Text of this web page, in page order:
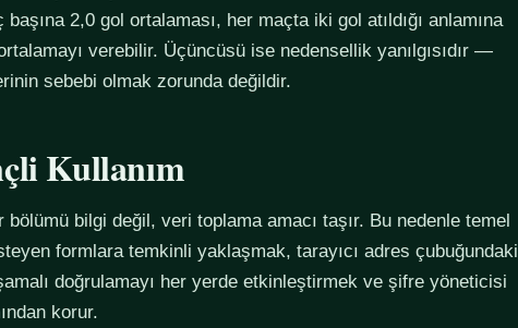
2,0 gol ortalaması, her maçta iki gol atıldığı anlamına
verebilir. Üçüncüsü ise nedensellik yanılgısıdır —
sebebi olmak zorunda değildir.
Kullanım
bilgi değil, veri toplama amacı taşır. Bu nedenle temel
formlara temkinli yaklaşmak, tarayıcı adres çubuğundaki
doğrulamayı her yerde etkinleştirmek ve şifre yöneticisi
korur.